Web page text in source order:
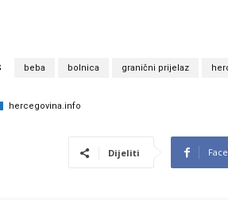
beba bolnica granični prijelaz
hercegovina.info
Dijeliti